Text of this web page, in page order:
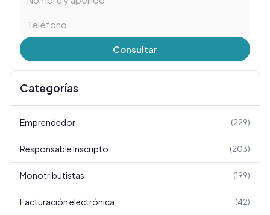
Consultar
Categorías
Emprendedor (229)
Responsable Inscripto (203)
Monotributistas (199)
Facturación electrónica (42)